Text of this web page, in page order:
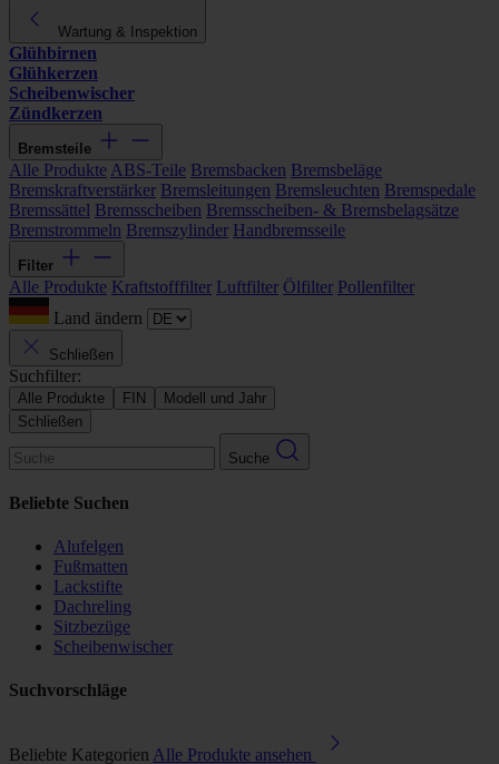
Wartung & Inspektion
Glühbirnen
Glühkerzen
Scheibenwischer
Zündkerzen
Bremsteile
Alle Produkte ABS-Teile Bremsbacken Bremsbeläge
Bremskraftverstärker Bremsleitungen Bremsleuchten Bremspedale
Bremssättel Bremsscheiben Bremsscheiben- & Bremsbelagsätze
Bremstrommeln Bremszylinder Handbremsseile
Filter
Alle Produkte Kraftstofffilter Luftfilter Ölfilter Pollenfilter
Land ändern
Schließen
Suchfilter:
Alle Produkte FIN
Modell und Jahr
Schließen
Suche
Beliebte Suchen
Alufelgen
Fußmatten
Lackstifte
Dachreling
Sitzbezüge
Scheibenwischer
Suchvorschläge
Beliebte Kategorien Alle Produkte ansehen